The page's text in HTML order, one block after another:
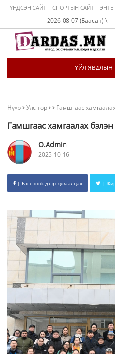
ҮНДСЭН САЙТ СПОРТЫН САЙТ
2026-08-07 (Баасан) \
ҮЙЛ ЯВДЛЫН
Нүүр Улс төр Гамшгаас
Гамшгаас хамгаалах
O.Admin
2025-10-16
| Facebook дээр хуваалцах |